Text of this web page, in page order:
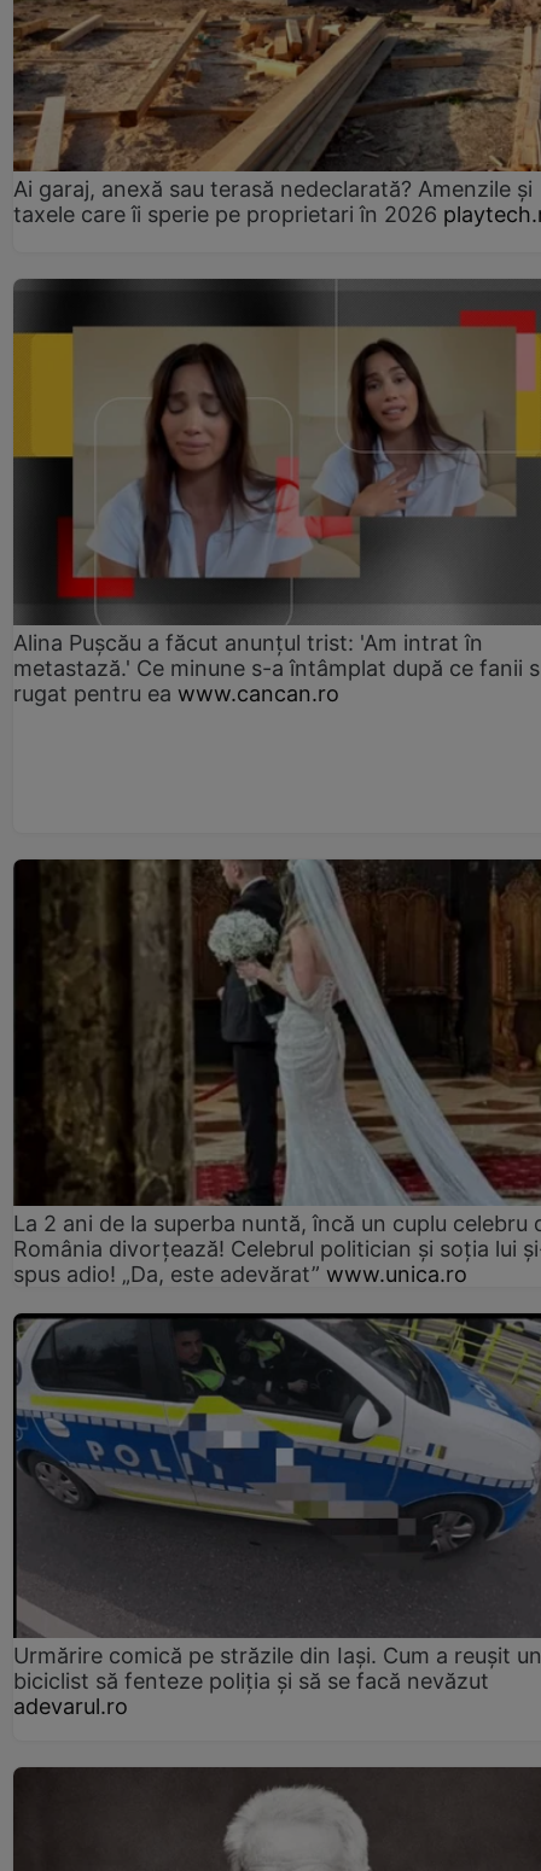
Ai garaj, anexă sau terasă nedeclarată? Amenzile și
taxele care îi sperie pe proprietari în 2026
Alina Pușcău a făcut anunțul trist: 'Am intrat în
metastază.' Ce minune s-a întâmplat după ce fanii
rugat pentru ea www.cancan.ro
La 2 ani de la superba nuntă, încă un cuplu celebru
România divorțează! Celebrul politician și soția lui
spus adio! „Da, este adevărat” www.unica.ro
Urmărire comică pe străzile din Iași. Cum a reușit un
biciclist să fenteze poliția și să se facă nevăzut
adevarul.ro